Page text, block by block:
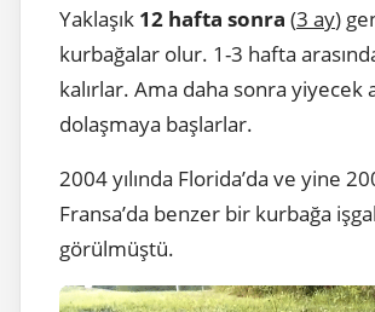
Yaklaşık 12 hafta sonra (3 ay)
kurbağalar olur. 1-3 hafta
kalırlar. Ama daha sonra yiyecek
dolaşmaya başlarlar.
2004 yılında Florida’da ve yine
Fransa’da benzer bir kurbağa
görülmüştü.